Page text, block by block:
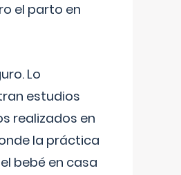
el parto en
Lo
estudios
realizados en
la práctica
bebé en casa